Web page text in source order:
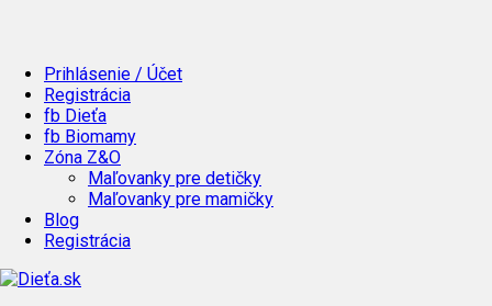
Prihlásenie / Účet
Registrácia
fb Dieťa
fb Biomamy
Zóna Z&O
Maľovanky pre detičky
Maľovanky pre mamičky
Blog
Registrácia